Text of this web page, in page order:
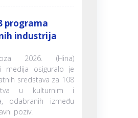
programa
industrija
2026. (Hina)
medija osiguralo je
sredstava za 108
u kulturnim i
odabranih između
poziv.